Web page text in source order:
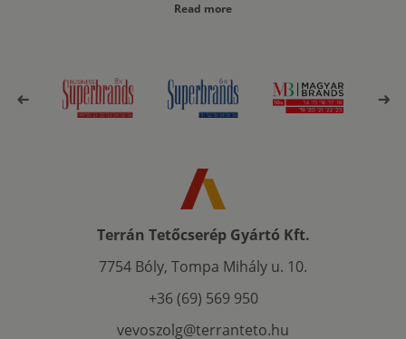
Read more
Terrán Tetőcserép Gyártó Kft.
7754 Bóly, Tompa Mihály u. 10.
+36 (69) 569 950
vevoszolg@terranteto.hu